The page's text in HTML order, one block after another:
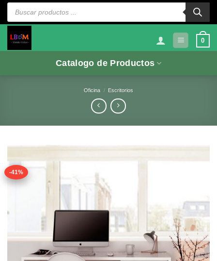
Saltar
Búsqueda
productos
0
Catalogo de Productos
Oficina / Escritorios
-41%